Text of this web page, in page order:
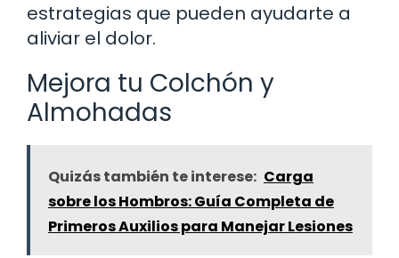
estrategias que pueden ayudarte a
aliviar el dolor.
Mejora tu Colchón y
Almohadas
Quizás también te interese: Carga
sobre los Hombros: Guía Completa de
Primeros Auxilios para Manejar Lesiones